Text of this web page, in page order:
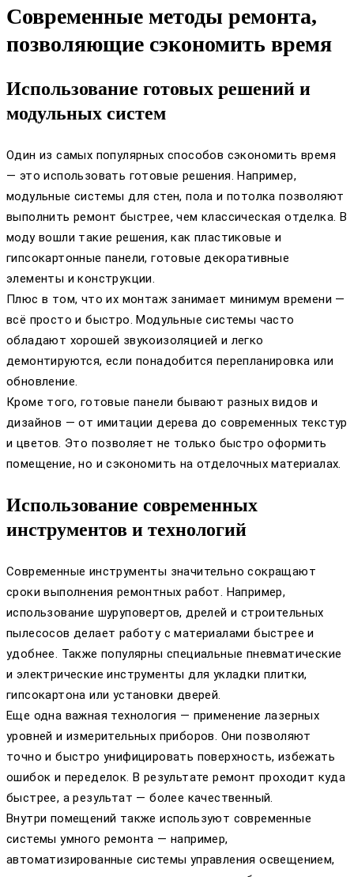
Современные методы ремонта,
позволяющие сэкономить время
Использование готовых решений и
модульных систем
Один из самых популярных способов сэкономить время
— это использовать готовые решения. Например,
модульные системы для стен, пола и потолка позволяют
выполнить ремонт быстрее, чем классическая отделка. В
моду вошли такие решения, как пластиковые и
гипсокартонные панели, готовые декоративные
элементы и конструкции.
Плюс в том, что их монтаж занимает минимум времени —
всё просто и быстро. Модульные системы часто
обладают хорошей звукоизоляцией и легко
демонтируются, если понадобится перепланировка или
обновление.
Кроме того, готовые панели бывают разных видов и
дизайнов — от имитации дерева до современных текстур
и цветов. Это позволяет не только быстро оформить
помещение, но и сэкономить на отделочных материалах.
Использование современных
инструментов и технологий
Современные инструменты значительно сокращают
сроки выполнения ремонтных работ. Например,
использование шуруповертов, дрелей и строительных
пылесосов делает работу с материалами быстрее и
удобнее. Также популярны специальные пневматические
и электрические инструменты для укладки плитки,
гипсокартона или установки дверей.
Еще одна важная технология — применение лазерных
уровней и измерительных приборов. Они позволяют
точно и быстро унифицировать поверхность, избежать
ошибок и переделок. В результате ремонт проходит куда
быстрее, а результат — более качественный.
Внутри помещений также используют современные
системы умного ремонта — например,
автоматизированные системы управления освещением,